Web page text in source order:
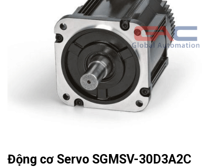
Động cơ Servo SGMSV-30D3A2C